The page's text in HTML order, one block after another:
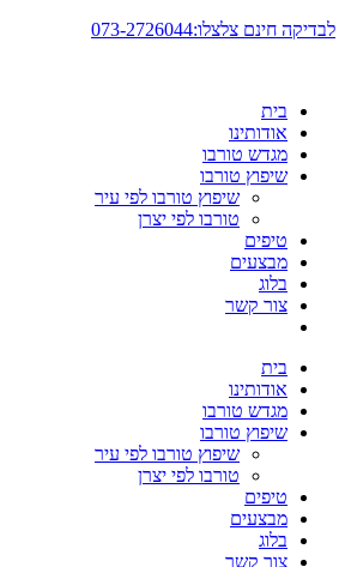
דלג
לבדיקה חינם צלצלו:073-2726044
בית
אודותינו
מגדש טורבו
שיפוץ טורבו
שיפוץ טורבו לפי עיר
טורבו לפי יצרן
טיפים
מבצעים
בלוג
צור קשר
בית
אודותינו
מגדש טורבו
שיפוץ טורבו
שיפוץ טורבו לפי עיר
טורבו לפי יצרן
טיפים
מבצעים
בלוג
צור קשר